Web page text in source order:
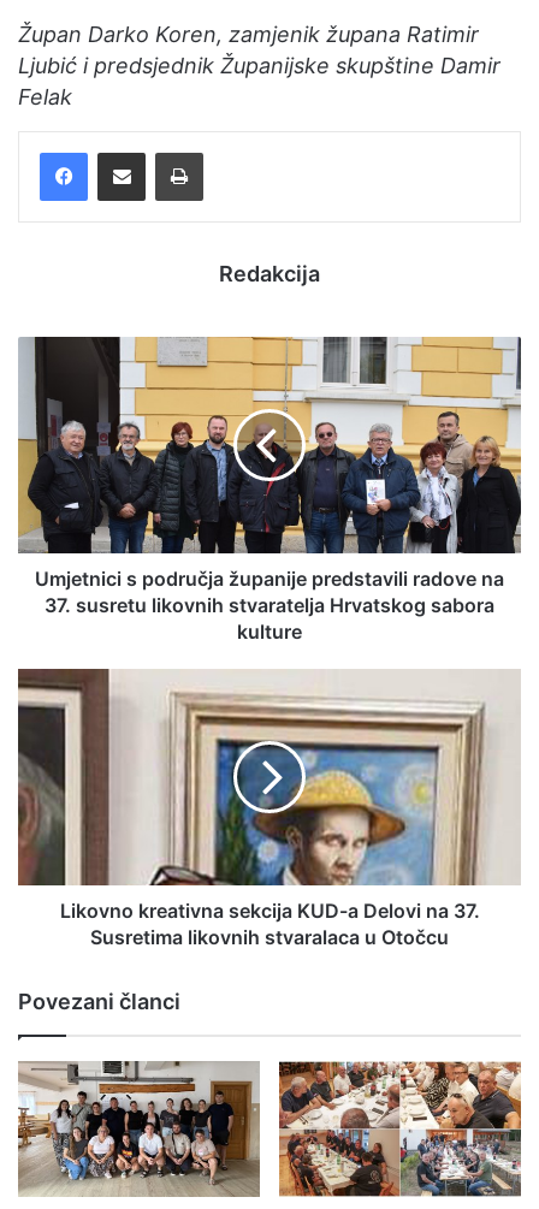
Župan Darko Koren, zamjenik župana Ratimir
Ljubić i predsjednik Županijske skupštine Damir
Felak
FacebookPodijelite putem e-pošte Ispis
Redakcija
Umjetnici s područja županije predstavili radove na
37. susretu likovnih stvaratelja Hrvatskog sabora
kulture
Likovno kreativna sekcija KUD-a Delovi na 37.
Susretima likovnih stvaralaca u Otočcu
Povezani članci